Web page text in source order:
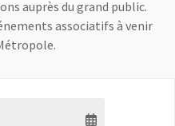
auprès du grand public.
associatifs à venir
par date - Date de début